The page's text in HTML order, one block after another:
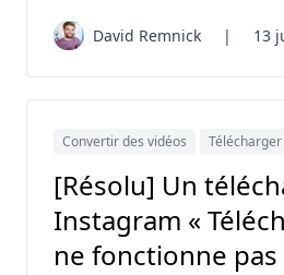
David Remnick | 13
Convertir des vidéos
[Résolu] Un
Instagram «
ne fonctionne pas